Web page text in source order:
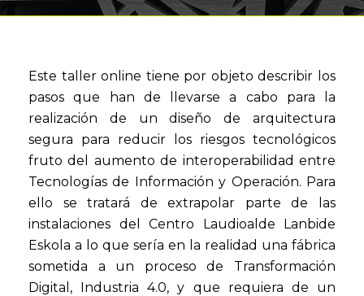
Este taller online tiene por objeto describir los
pasos que han de llevarse a cabo para la
realización de un diseño de arquitectura
segura para reducir los riesgos tecnológicos
fruto del aumento de interoperabilidad entre
Tecnologías de Información y Operación. Para
ello se tratará de extrapolar parte de las
instalaciones del Centro Laudioalde Lanbide
Eskola a lo que sería en la realidad una fábrica
sometida a un proceso de Transformación
Digital, Industria 4.0, y que requiera de un